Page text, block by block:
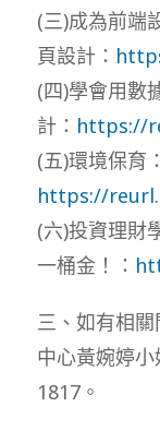
(三)成為前端
頁設計：
(四)學會用數
計： https://
(五)環境保育
https://
(六)投資理財
一桶金！：
三、如有相
中心黃婉婷
1817。